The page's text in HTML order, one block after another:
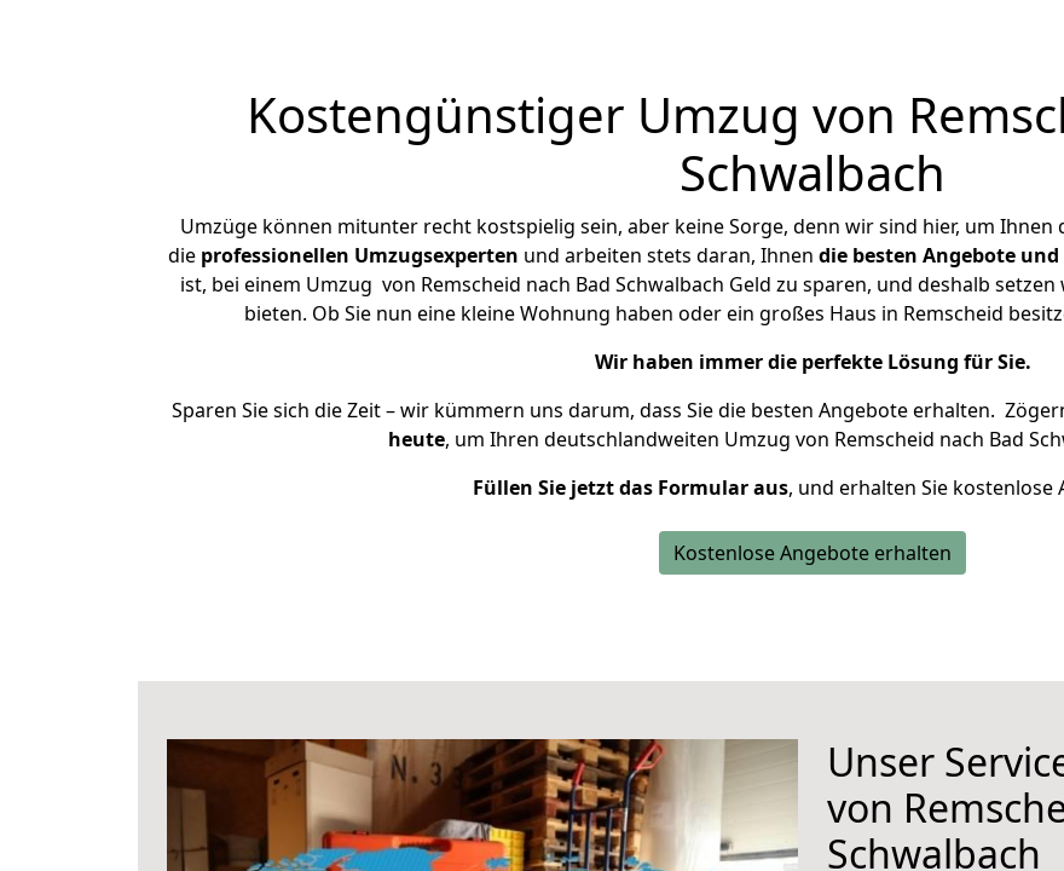
Kostengünstiger Umzug von
Schwalbach
Umzüge können mitunter recht kostspielig sein, aber keine Sorge, denn wir sind hier, um Ihnen
die professionellen Umzugsexperten und arbeiten stets daran, Ihnen die besten Angebote und
ist, bei einem Umzug von Remscheid nach Bad Schwalbach Geld zu sparen, und deshalb
bieten. Ob Sie nun eine kleine Wohnung haben oder ein großes Haus in Remscheid
Wir haben immer die perfekte Lösung für Sie.
Sparen Sie sich die Zeit – wir kümmern uns darum, dass Sie die besten Angebote erhalten.
heute, um Ihren deutschlandweiten Umzug von Remscheid nach Bad
Füllen Sie jetzt das Formular aus, und erhalten Sie kostenlose
Kostenlose Angebote erhalten
Unser
von
Schwalbach